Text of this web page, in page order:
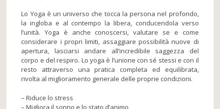
Lo Yoga è un universo che tocca la persona nel profondo,
la ingloba e al contempo la libera, conducendola verso
l’unità. Yoga è anche conoscersi, valutare se e come
considerare i propri limiti, assaggiare possibilità nuove di
apertura, lasciarsi andare all’incredibile saggezza del
corpo e del respiro. Lo yoga è l’unione con sé stessi e con il
resto attraverso una pratica completa ed equilibrata,
rivolta al miglioramento generale delle proprie condizioni.
– Riduce lo stress
– Migliora il sonno e lo stato d’animo